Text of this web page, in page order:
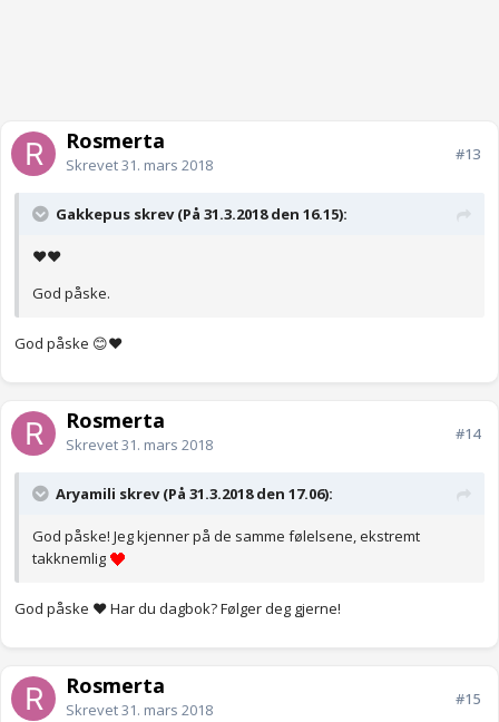
Rosmerta
Skrevet31. mars 2018
#13
Gakkepus skrev (På 31.3.2018 den 16.15):
❤❤
God påske.
God påske 😊❤️
Rosmerta
Skrevet31. mars 2018
#14
Aryamili skrev (På 31.3.2018 den 17.06):
God påske! Jeg kjenner på de samme følelsene, ekstremt
takknemlig
God påske ❤️ Har du dagbok? Følger deg gjerne!
Rosmerta
Skrevet31. mars 2018
#15